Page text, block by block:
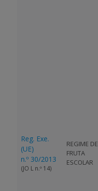
Reg. Exe.
(UE)
n.º 30/2013
(JO L n.º 14)
REGIME DE
FRUTA
ESCOLAR